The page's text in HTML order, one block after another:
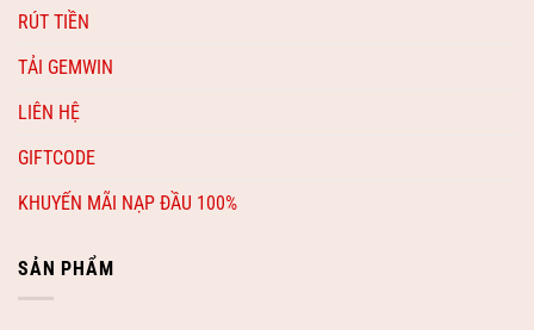
RÚT TIỀN
TẢI GEMWIN
LIÊN HỆ
GIFTCODE
KHUYẾN MÃI NẠP ĐẦU 100%
SẢN PHẨM